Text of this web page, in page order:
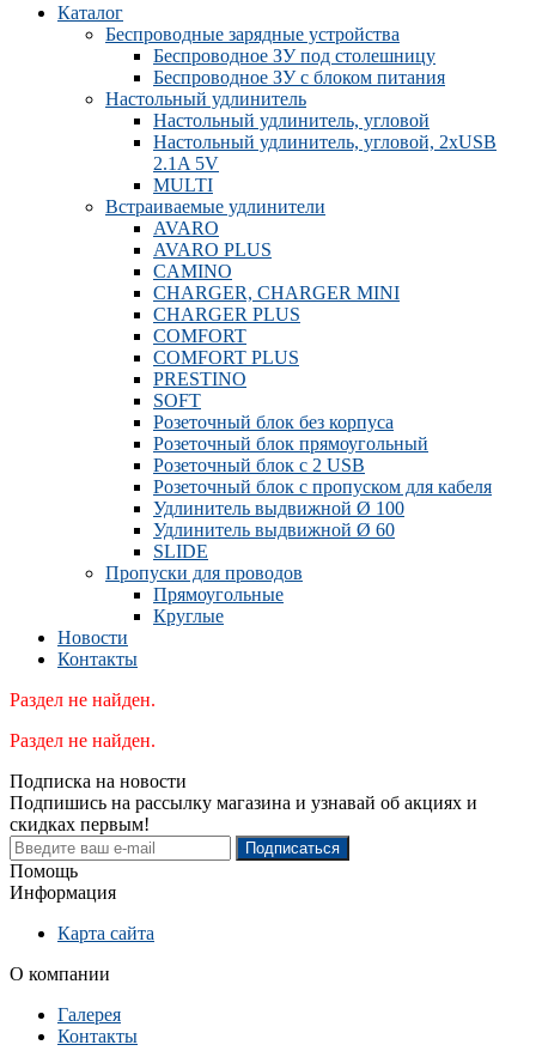
Каталог
Беспроводные зарядные устройства
Беспроводное ЗУ под столешницу
Беспроводное ЗУ с блоком питания
Настольный удлинитель
Настольный удлинитель, угловой
Настольный удлинитель, угловой, 2xUSB
2.1A 5V
MULTI
Встраиваемые удлинители
AVARO
AVARO PLUS
CAMINO
CHARGER, CHARGER MINI
CHARGER PLUS
COMFORT
COMFORT PLUS
PRESTINO
SOFT
Розеточный блок без корпуса
Розеточный блок прямоугольный
Розеточный блок с 2 USB
Розеточный блок с пропуском для кабеля
Удлинитель выдвижной Ø 100
Удлинитель выдвижной Ø 60
SLIDE
Пропуски для проводов
Прямоугольные
Круглые
Новости
Контакты
Раздел не найден.
Раздел не найден.
Подписка на новости
Подпишись на рассылку магазина и узнавай об акциях и
скидках первым!
Подписаться
Помощь
Информация
Карта сайта
О компании
Галерея
Контакты